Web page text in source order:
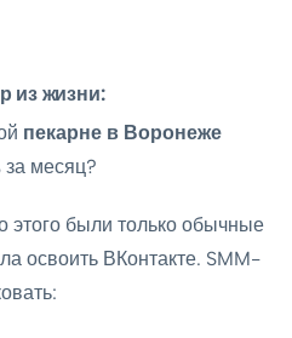
из жизни:
пекарне в Воронеже
за месяц?
этого были только обычные
освоить ВКонтакте. SMM-